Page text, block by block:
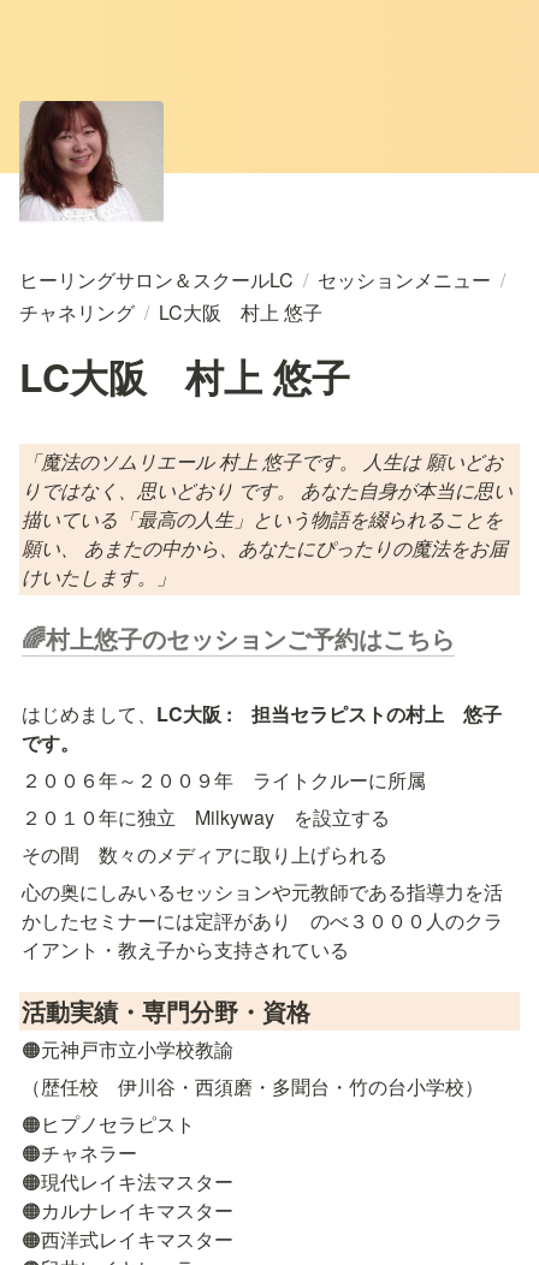
ヒーリングサロン＆スクールLC / セッションメニュー /
チャネリング / LC大阪 村上 悠子
LC大阪 村上 悠子
「魔法のソムリエール 村上 悠子です。 人生は 願いどお
りではなく、思いどおり です。 あなた自身が本当に思い
描いている「最高の人生」という物語を綴られることを
願い、 あまたの中から、あなたにぴったりの魔法をお届
けいたします。」
🌈村上悠子のセッションご予約はこちら
はじめまして、 LC大阪 :　担当セラピストの村上　悠子
です。
２００６年～２００９年　ライトクルーに所属
２０１０年に独立　Milkyway　を設立する
その間　数々のメディアに取り上げられる
心の奥にしみいるセッションや元教師である指導力を活
かしたセミナーには定評があり　のべ３０００人のクラ
イアント・教え子から支持されている
活動実績・専門分野・資格
🟠元神戸市立小学校教諭
（歴任校　伊川谷・西須磨・多聞台・竹の台小学校）
🟠ヒプノセラピスト
🟠チャネラー
🟠現代レイキ法マスター
🟠カルナレイキマスター
🟠西洋式レイキマスター